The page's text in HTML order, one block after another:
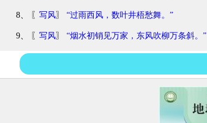
8、 〖 写风〗 “过雨西风，数叶井梧愁舞。”
9、 〖 写风〗 “烟水初销见万家，东风吹柳万条斜。”